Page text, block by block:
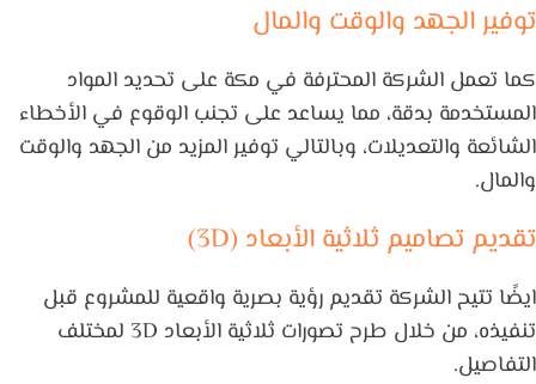
توفير الجهد والوقت والمال
كما تعمل الشركة المحترفة في مكة على تحديد المواد
المستخدمة بدقة، مما يساعد على تجنب الوقوع في الأخطاء
الشائعة والتعديلات، وبالتالي توفير المزيد من الجهد والوقت
والمال.
تقديم تصاميم ثلاثية الأبعاد (3D)
ايضًا تتيح الشركة تقديم رؤية بصرية واقعية للمشروع قبل
تنفيذه، من خلال طرح تصورات ثلاثية الأبعاد 3D لمختلف
التفاصيل.